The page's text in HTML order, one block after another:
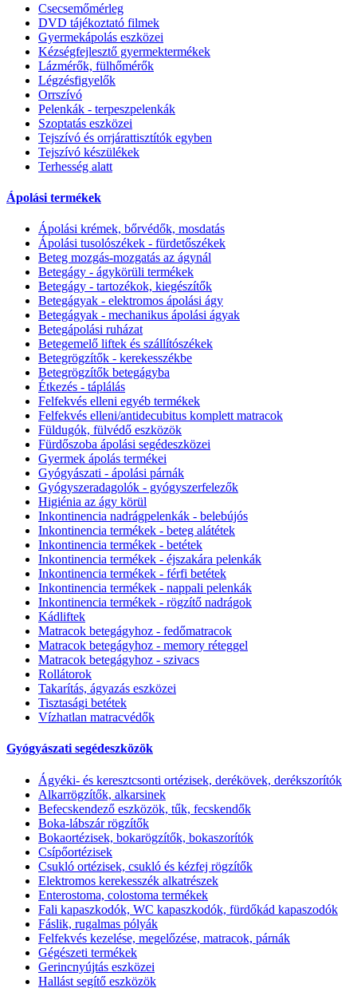
Csecsemőmérleg
DVD tájékoztató filmek
Gyermekápolás eszközei
Kézségfejlesztő gyermektermékek
Lázmérők, fülhőmérők
Légzésfigyelők
Orrszívó
Pelenkák - terpeszpelenkák
Szoptatás eszközei
Tejszívó és orrjárattisztítók egyben
Tejszívó készülékek
Terhesség alatt
Ápolási termékek
Ápolási krémek, bőrvédők, mosdatás
Ápolási tusolószékek - fürdetőszékek
Beteg mozgás-mozgatás az ágynál
Betegágy - ágykörüli termékek
Betegágy - tartozékok, kiegészítők
Betegágyak - elektromos ápolási ágy
Betegágyak - mechanikus ápolási ágyak
Betegápolási ruházat
Betegemelő liftek és szállítószékek
Betegrögzítők - kerekesszékbe
Betegrögzítők betegágyba
Étkezés - táplálás
Felfekvés elleni egyéb termékek
Felfekvés elleni/antidecubitus komplett matracok
Füldugók, fülvédő eszközök
Fürdőszoba ápolási segédeszközei
Gyermek ápolás termékei
Gyógyászati - ápolási párnák
Gyógyszeradagolók - gyógyszerfelezők
Higiénia az ágy körül
Inkontinencia nadrágpelenkák - belebújós
Inkontinencia termékek - beteg alátétek
Inkontinencia termékek - betétek
Inkontinencia termékek - éjszakára pelenkák
Inkontinencia termékek - férfi betétek
Inkontinencia termékek - nappali pelenkák
Inkontinencia termékek - rögzítő nadrágok
Kádliftek
Matracok betegágyhoz - fedőmatracok
Matracok betegágyhoz - memory réteggel
Matracok betegágyhoz - szivacs
Rollátorok
Takarítás, ágyazás eszközei
Tisztasági betétek
Vízhatlan matracvédők
Gyógyászati segédeszközök
Ágyéki- és keresztcsonti ortézisek, derékövek, derékszorítók
Alkarrögzítők, alkarsinek
Befecskendező eszközök, tűk, fecskendők
Boka-lábszár rögzítők
Bokaortézisek, bokarögzítők, bokaszorítók
Csípőortézisek
Csukló ortézisek, csukló és kézfej rögzítők
Elektromos kerekesszék alkatrészek
Enterostoma, colostoma termékek
Fali kapaszkodók, WC kapaszkodók, fürdőkád kapaszodók
Fáslik, rugalmas pólyák
Felfekvés kezelése, megelőzése, matracok, párnák
Gégészeti termékek
Gerincnyújtás eszközei
Hallást segítő eszközök